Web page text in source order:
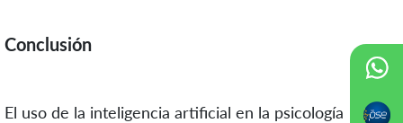
Conclusión
El uso de la inteligencia artificial en la psicología